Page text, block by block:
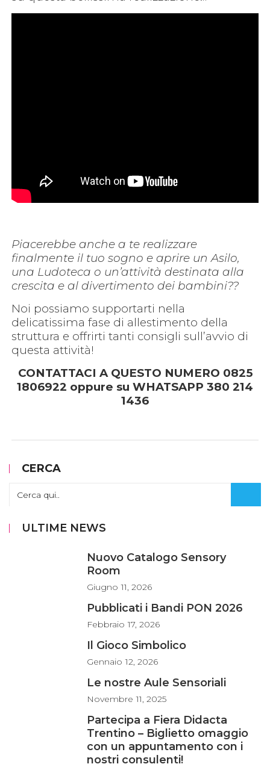
Piacerebbe anche a te realizzare
finalmente il tuo sogno e aprire un Asilo,
una Ludoteca o un’attività destinata alla
crescita e al divertimento dei bambini??
Noi possiamo supportarti nella
delicatissima fase di allestimento della
struttura e offrirti tanti consigli sull’avvio di
questa attività!
CONTATTACI A QUESTO NUMERO 0825
1806922 oppure su WHATSAPP 380 214
1436
CERCA
ULTIME NEWS
Nuovo Catalogo Sensory
Room
Giugno 11, 2026
Pubblicati i Bandi PON 2026
Febbraio 17, 2026
Il Gioco Simbolico
Gennaio 12, 2026
Le nostre Aule Sensoriali
Novembre 11, 2025
Partecipa a Fiera Didacta
Trentino – Biglietto omaggio
con un appuntamento con i
nostri consulenti!